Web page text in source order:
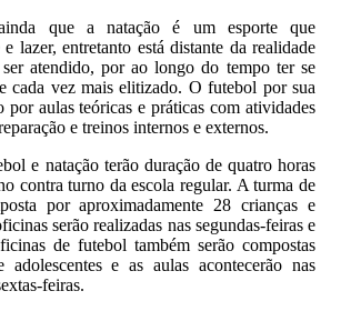
que a natação é um esporte que
lazer, entretanto está distante da realidade
atendido, por ao longo do tempo ter se
cada vez mais elitizado. O futebol por sua
por aulas teóricas e práticas com atividades
e treinos internos e externos.
e natação terão duração de quatro horas
contra turno da escola regular. A turma de
por aproximadamente 28 crianças e
serão realizadas nas segundas-feiras e
de futebol também serão compostas
e as aulas acontecerão nas
feiras.